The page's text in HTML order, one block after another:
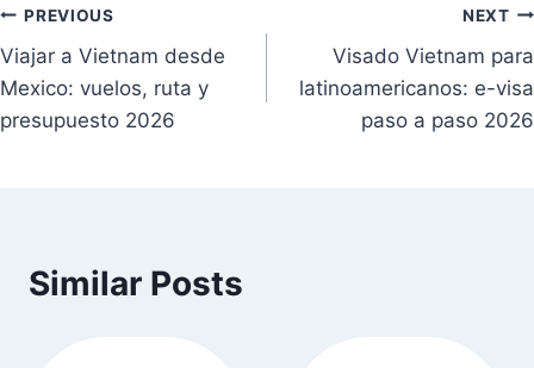
Navegación
de
entradas
PREVIOUS
Viajar a Vietnam desde
Mexico: vuelos, ruta y
presupuesto 2026
NEXT
Visado Vietnam para
latinoamericanos: e-visa
paso a paso 2026
Similar Posts